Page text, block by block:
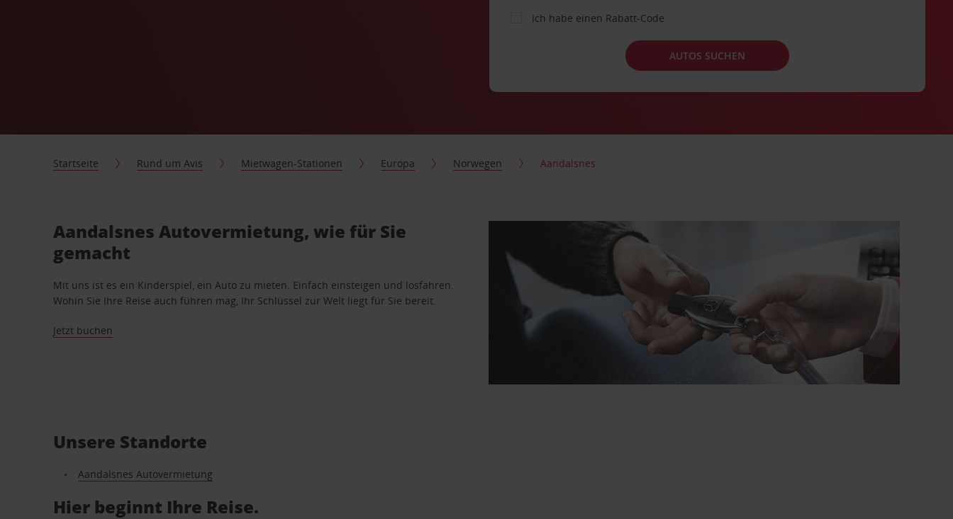
Ich habe einen Rabatt-Code
AUTOS SUCHEN
Startseite Rund um Avis Mietwagen-Stationen Europa Norwegen Aandalsnes
Aandalsnes Autovermietung, wie für Sie
gemacht
Mit uns ist es ein Kinderspiel, ein Auto zu mieten. Einfach einsteigen und losfahren.
Wohin Sie Ihre Reise auch führen mag, Ihr Schlüssel zur Welt liegt für Sie bereit.
Jetzt buchen
Unsere Standorte
Aandalsnes Autovermietung
Hier beginnt Ihre Reise.